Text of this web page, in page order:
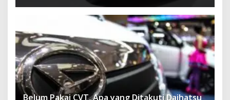
Belum Pakai CVT, Apa yang Ditakuti Daihatsu